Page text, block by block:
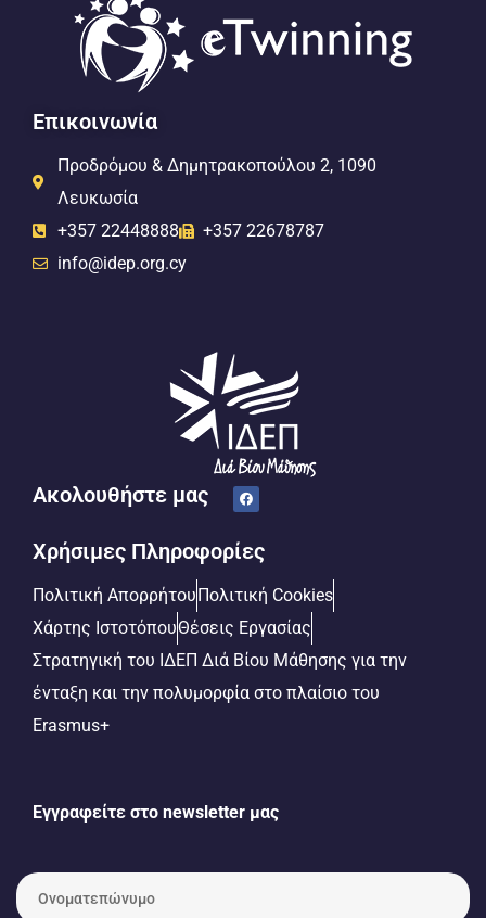
Επικοινωνία
Προδρόμου & Δημητρακοπούλου 2, 1090
Λευκωσία
+357 22448888
+357 22678787
info@idep.org.cy
Ακολουθήστε μας
Χρήσιμες Πληροφορίες
Πολιτική ΑπορρήτουΠολιτική Cookies
Χάρτης ΙστοτόπουΘέσεις Εργασίας
Στρατηγική του ΙΔΕΠ Διά Βίου Μάθησης για την
ένταξη και την πολυμορφία στο πλαίσιο του
Erasmus+
Εγγραφείτε στο newsletter μας
Ο
ν